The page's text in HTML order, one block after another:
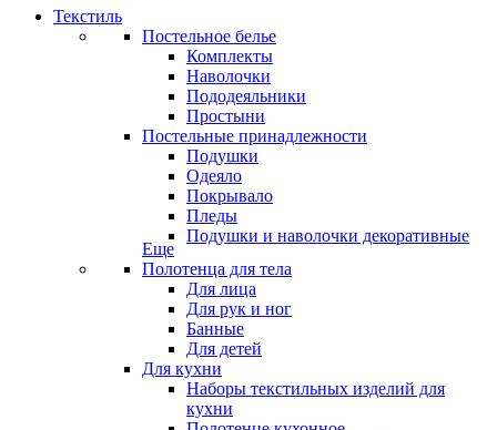
Текстиль
Постельное белье
Комплекты
Наволочки
Пододеяльники
Простыни
Постельные принадлежности
Подушки
Одеяло
Покрывало
Пледы
Подушки и наволочки декоративные
Еще
Полотенца для тела
Для лица
Для рук и ног
Банные
Для детей
Для кухни
Наборы текстильных изделий для
кухни